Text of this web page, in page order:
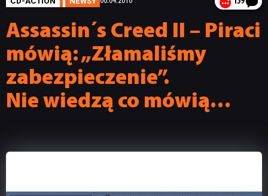
Assassin´s Creed II – Piraci
mówią: „Złamaliśmy
zabezpieczenie”.
Nie wiedzą co mówią…